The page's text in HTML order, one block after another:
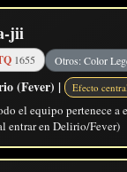
jii
1655 Otros: Color
(Fever) | Efecto
el equipo pertenece
entrar en Delirio/Fever)